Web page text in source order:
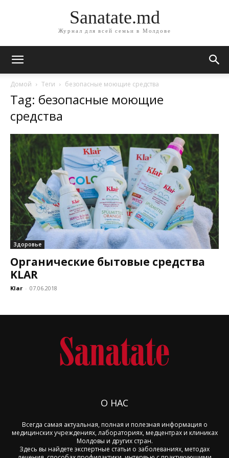
Sanatate.md
Журнал для всей семьи в Молдове
Домой Теги безопасные моющие средства
Tag: безопасные моющие
средства
Здоровье
Органические бытовые средства
KLAR
Klar - 07.06.2018
О НАС
Всегда самая актуальная, полная и полезная информация о
медицинских учреждениях, лабораториях, медцентрах и клиниках
Молдовы и других стран.
Здесь вы найдете экспертные статьи о заболеваниях, методах